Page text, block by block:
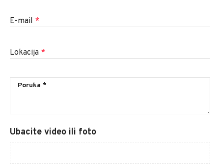
E-mail *
Lokacija *
Ubacite video ili foto